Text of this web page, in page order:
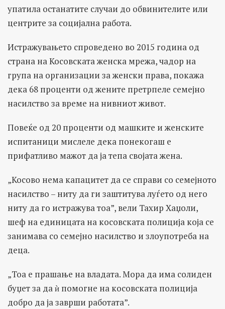
упатила останатите случаи до обвинителите или
центрите за социјална работа.
Истражувањето спроведено во 2015 година од
страна на Косовската женска мрежа, чадор на
група на организации за женски права, покажа
дека 68 проценти од жените претрпеле семејно
насилство за време на нивниот живот.
Повеќе од 20 проценти од машките и женските
испитаници мислеле дека понекогаш е
прифатливо мажот да ја тепа својата жена.
„Косово нема капацитет да се справи со семејното
насилство – ниту да ги заштитува луѓето од него
ниту да го истражува тоа”, вели Тахир Хаџоли,
шеф на единицата на косовската полиција која се
занимава со семејно насилство и злоупотреба на
деца.
„Тоа е прашање на владата. Мора да има солиден
буџет за да ѝ помогне на косовската полиција
добро да ја заврши работата”.